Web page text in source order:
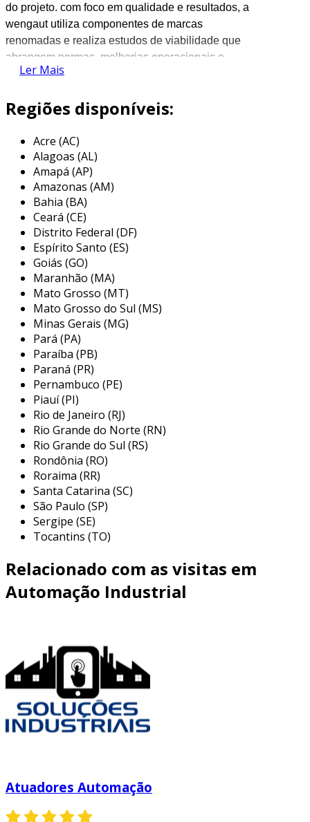
do projeto. com foco em qualidade e resultados, a
wengaututiliza componentes de marcas
renomadas e realiza estudos de viabilidade que
abrangem normas, melhorias operacionais e
retorno sobre o investimento, assegurando que
planejada e executada.
wengaut
engenharia é uma empresa localizada
em bauru, são paulo, especializada em soluções
industriais. com mais de 20 anos de experiência, a
empresa oferece serviços de manutenção,
engenharia e fabricação de máquinas, sempre
priorizando a alta qualidade e a adequação às
normas de segurança, como a nr-12. entre seus
serviços estão automação industrial,
desenvolvimento de máquinas personalizadas e
projetos elétricos e mecânicos, evidenciando seu
compromisso em atender às necessidades
específicas de cada cliente.
Ler Mais
Regiões disponíveis:
Acre (AC)
Alagoas (AL)
Amapá (AP)
Amazonas (AM)
Bahia (BA)
Ceará (CE)
Distrito Federal (DF)
Espírito Santo (ES)
Goiás (GO)
Maranhão (MA)
Mato Grosso (MT)
Mato Grosso do Sul (MS)
Minas Gerais (MG)
Pará (PA)
Paraíba (PB)
Paraná (PR)
Pernambuco (PE)
Piauí (PI)
Rio de Janeiro (RJ)
Rio Grande do Norte (RN)
Rio Grande do Sul (RS)
Rondônia (RO)
Roraima (RR)
Santa Catarina (SC)
São Paulo (SP)
Sergipe (SE)
Tocantins (TO)
Relacionado com as visitas em
Automação Industrial
Atuadores Automação